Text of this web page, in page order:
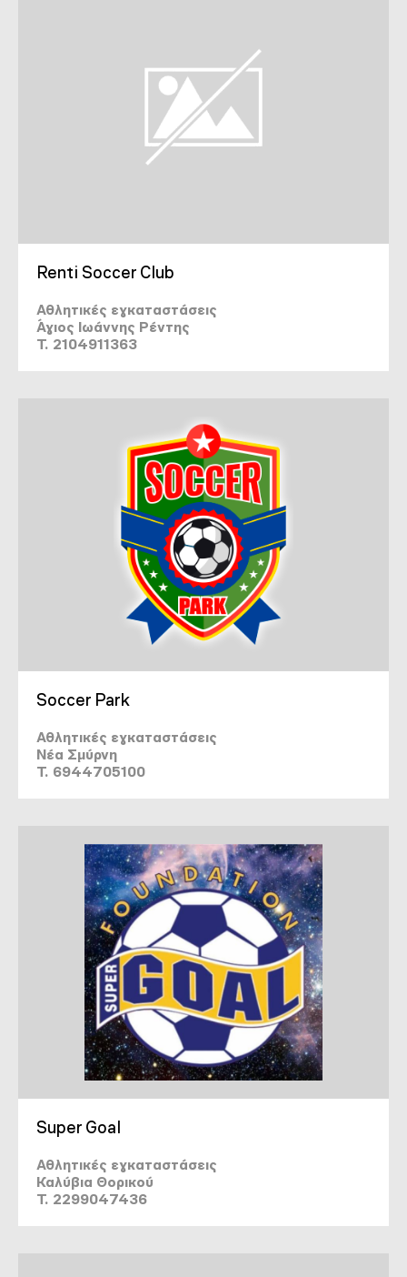
Renti Soccer Club
Αθλητικές εγκαταστάσεις
Άγιος Ιωάννης Ρέντης
T. 2104911363
Soccer Park
Αθλητικές εγκαταστάσεις
Νέα Σμύρνη
T. 6944705100
Super Goal
Αθλητικές εγκαταστάσεις
Καλύβια Θορικού
T. 2299047436